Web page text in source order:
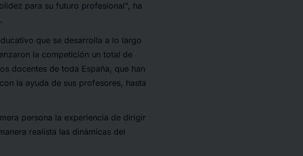
para su futuro profesional", ha
que se desarrolla a lo largo
la competición un total de
docentes de toda España, que han
la ayuda de sus profesores, hasta
persona la experiencia de dirigir
realista las dinámicas del